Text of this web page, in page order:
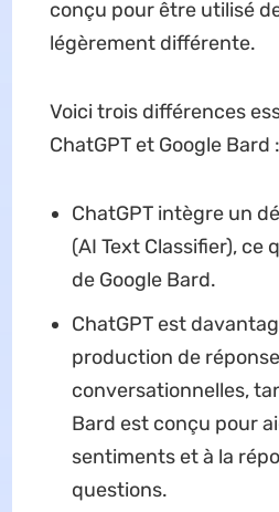
conçu pour être utilisé
légèrement différente.
Voici trois différences
ChatGPT et Google Bard :
ChatGPT intègre un
(AI Text Classifier), ce
de Google Bard.
ChatGPT est
production de
conversationnelles,
Bard est conçu pour
sentiments et à la
questions.